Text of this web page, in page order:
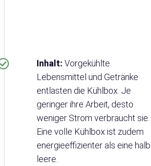
Inhalt: Vorgekühlte
Lebensmittel und Getränke
entlasten die Kühlbox. Je
geringer ihre Arbeit, desto
weniger Strom verbraucht sie.
Eine volle Kühlbox ist zudem
energieeffizienter als eine halb
leere.